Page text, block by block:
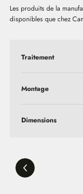
Les produits de la
disponibles que chez
Traitement
Montage
Dimensions